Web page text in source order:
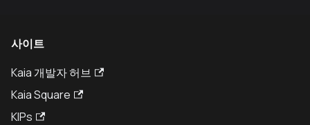
사이트
Kaia 개발자 허브
Kaia Square
KIPs